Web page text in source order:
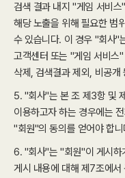
검색 결과 내지 "게임 서비
해당 노출을 위해 필요한 범
수 있습니다. 이 경우 "회사"
고객센터 또는 "게임 서비스
삭제, 검색결과 제외, 비공개
5. "회사"는 본 조 제3항 및
이용하고자 하는 경우에는
"회원"의 동의를 얻어야 합니
6. "회사"는 "회원"이 게시하
게시 내용에 대해 제7조에